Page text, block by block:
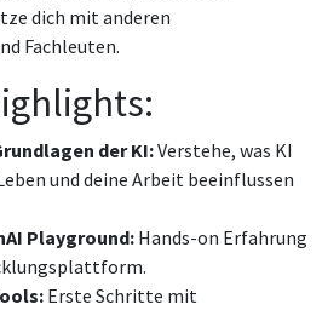
dich mit anderen
Fachleuten.
der KI:Verstehe, was KI
und deine Arbeit beeinflussen
Playground: Hands-on Erfahrung
Erste Schritte mit